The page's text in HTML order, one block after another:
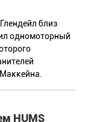
близ
одномоторный
HUMS